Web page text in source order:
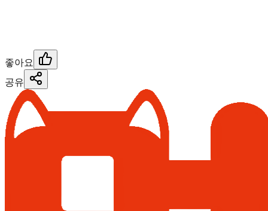
좋아요
공유